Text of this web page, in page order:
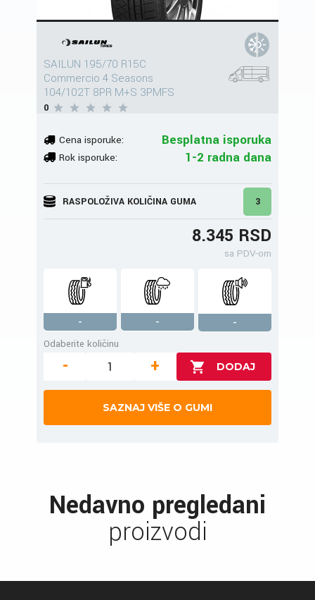
SAILUN 195/70 R15C
Commercio 4 Seasons
104/102T 8PR M+S 3PMFS
0
Cena isporuke: Besplatna isporuka
Rok isporuke: 1-2 radna dana
RASPOLOŽIVA KOLIČINA GUMA 3
8.345 RSD
sa PDV-om
- -
-
Odaberite količinu
- +
SAZNAJ VIŠE O GUMI
Nedavno pregledani
proizvodi